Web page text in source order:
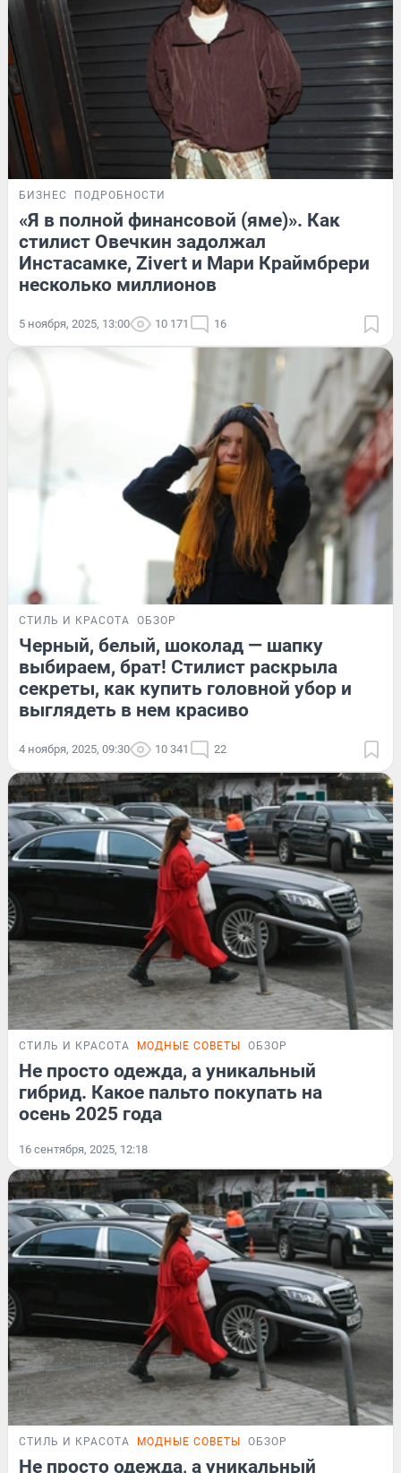
БИЗНЕС ПОДРОБНОСТИ
«Я в полной финансовой (яме)». Как
стилист Овечкин задолжал
Инстасамке, Zivert и Мари Краймбрери
несколько миллионов
5 ноября, 2025, 13:00 10 171 16
СТИЛЬ И КРАСОТА ОБЗОР
Черный, белый, шоколад — шапку
выбираем, брат! Стилист раскрыла
секреты, как купить головной убор и
выглядеть в нем красиво
4 ноября, 2025, 09:30 10 341 22
СТИЛЬ И КРАСОТА МОДНЫЕ СОВЕТЫ ОБЗОР
Не просто одежда, а уникальный
гибрид. Какое пальто покупать на
осень 2025 года
16 сентября, 2025, 12:18
СТИЛЬ И КРАСОТА МОДНЫЕ СОВЕТЫ ОБЗОР
Не просто одежда, а уникальный